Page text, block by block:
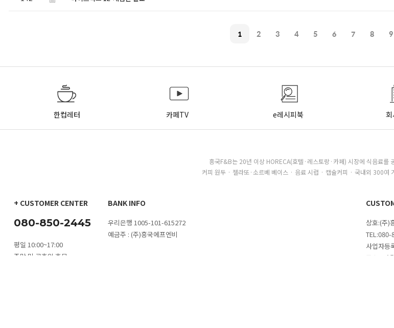
1 2 3 4 5 6 7 8 9
한컵레터 카페TV e레시피북
흥국F&B는 20년 이상 HORECA(호텔·레스토랑·카페) 시장에 식음료를
커피 원두 · 젤라또·소르베 베이스 · 음료 시럽 · 캡슐커피 · 국내외 300여
+ CUSTOMER CENTER
080-850-2445
평일 10:00~17:00
주말 및 공휴일 휴무
BANK INFO
우리은행 1005-101-615272
예금주 : (주)흥국에프엔비
상호:(주)
사업자등
주소 :